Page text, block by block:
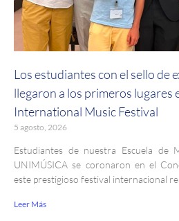
Los estudiantes con el sello de
llegaron a los primeros lugares
International Music Festival
5 agosto, 2026
Estudiantes de nuestra Escuela de
UNIMÚSICA se coronaron en el
este prestigioso festival internacional
Leer Más